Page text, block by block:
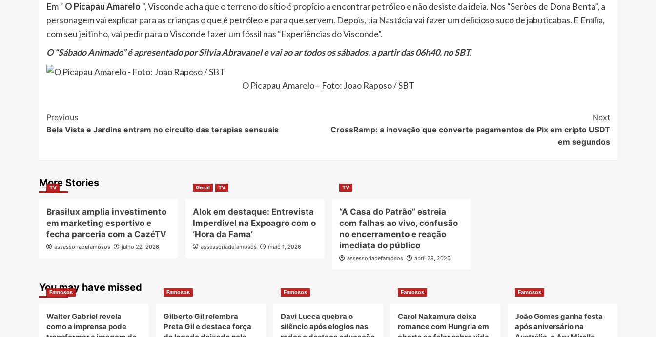
Em “ O Picapau Amarelo ”, Visconde acha que o terreno do sítio é propício a encontrar petróleo e não desiste da ideia. Nos “Serões de Dona Benta”, a
personagem vai explicar para as crianças o que é petróleo e para que servem. Depois, tia Nastácia vai fazer um delicioso suco de jabuticabas. E Emília,
com seu jeitinho, vai pedir para o Visconde fazer um fóssil nas “Experiências do Visconde”.
O “Sábado Animado” é apresentado por Silvia Abravanel e vai ao ar todos os sábados, a partir das 06h40, no SBT.
O Picapau Amarelo – Foto: Joao Raposo / SBT
Post
Navigation
Previous
Bela Vista e Jardins entram no circuito das terapias sensuais
Next
CrossRamp: a inovação que converte pagamentos de Pix em cripto USDT
em segundos
More Stories
TV
Brasilux amplia investimento
em marketing esportivo e
fecha parceria com a CazéTV
assessoriadefamosos julho 22, 2026
Geral TV
Alok em destaque: Entrevista
Imperdível na Expoagro com o
‘Hora da Fama’
assessoriadefamosos maio 1, 2026
TV
“A Casa do Patrão” estreia
com falhas ao vivo, confusão
no encerramento e reação
imediata do público
assessoriadefamosos abril 29, 2026
You may have missed
Famosos
Walter Gabriel revela
como a imprensa pode
Famosos
Gilberto Gil relembra
Preta Gil e destaca força
Famosos
Davi Lucca quebra o
silêncio após elogios nas
Famosos
Carol Nakamura deixa
romance com Hungria em
Famosos
João Gomes ganha festa
após aniversário na